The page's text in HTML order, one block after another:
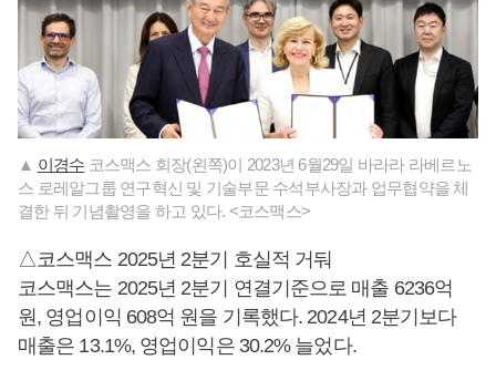
▲ 이경수 코스맥스 회장(왼쪽)이 2023년 6월29일 바라라 라베르노
스 로레알그룹 연구혁신 및 기술부문 수석부사장과 업무협약을 체
결한 뒤 기념촬영을 하고 있다. <코스맥스>
△코스맥스 2025년 2분기 호실적 거둬
코스맥스는 2025년 2분기 연결기준으로 매출 6236억
원, 영업이익 608억 원을 기록했다. 2024년 2분기보다
매출은 13.1%, 영업이익은 30.2% 늘었다.